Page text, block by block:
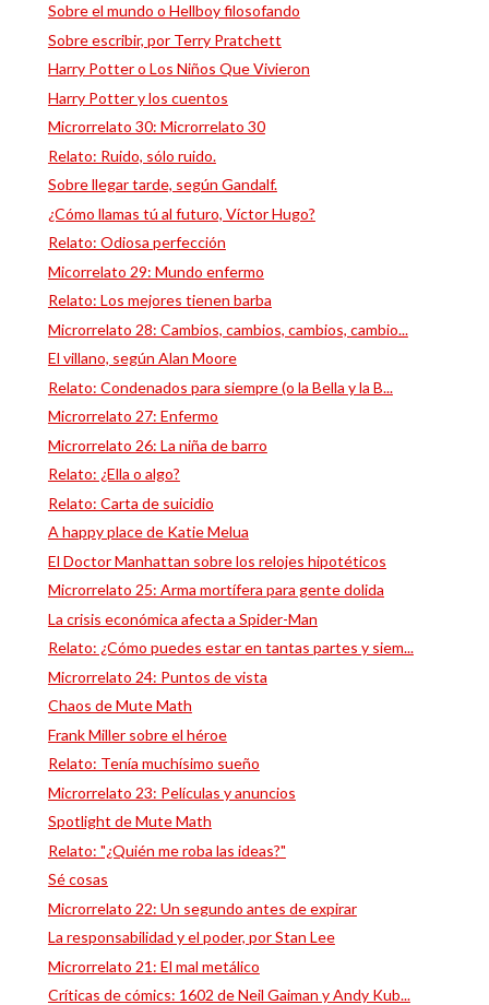
Sobre el mundo o Hellboy filosofando
Sobre escribir, por Terry Pratchett
Harry Potter o Los Niños Que Vivieron
Harry Potter y los cuentos
Microrrelato 30: Microrrelato 30
Relato: Ruido, sólo ruido.
Sobre llegar tarde, según Gandalf.
¿Cómo llamas tú al futuro, Víctor Hugo?
Relato: Odiosa perfección
Micorrelato 29: Mundo enfermo
Relato: Los mejores tienen barba
Microrrelato 28: Cambios, cambios, cambios, cambio...
El villano, según Alan Moore
Relato: Condenados para siempre (o la Bella y la B...
Microrrelato 27: Enfermo
Microrrelato 26: La niña de barro
Relato: ¿Ella o algo?
Relato: Carta de suicidio
A happy place de Katie Melua
El Doctor Manhattan sobre los relojes hipotéticos
Microrrelato 25: Arma mortífera para gente dolida
La crisis económica afecta a Spider-Man
Relato: ¿Cómo puedes estar en tantas partes y siem...
Microrrelato 24: Puntos de vista
Chaos de Mute Math
Frank Miller sobre el héroe
Relato: Tenía muchísimo sueño
Microrrelato 23: Películas y anuncios
Spotlight de Mute Math
Relato: "¿Quién me roba las ideas?"
Sé cosas
Microrrelato 22: Un segundo antes de expirar
La responsabilidad y el poder, por Stan Lee
Microrrelato 21: El mal metálico
Críticas de cómics: 1602 de Neil Gaiman y Andy Kub...